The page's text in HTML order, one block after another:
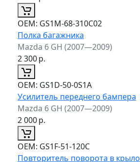
ОЕМ: GS1M-68-310C02
Полка багажника
Mazda 6 GH (2007—2009)
2 300р.
ОЕМ: GS1D-50-0S1A
Усилитель переднего бампера
Mazda 6 GH (2007—2009)
2 000р.
ОЕМ: GS1F-51-120C
Повторитель поворота в крыло